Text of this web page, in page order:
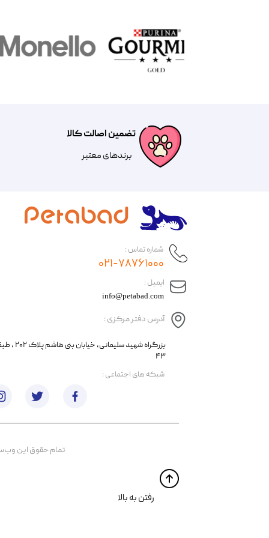
تضمین اصالت کالا
​​برندهای معتبر​​​​​​​
​ایمیل :
آدرس دفتر مرکزی :
info@petabad.com
​​بزرگراه شهید
۴۳
شماره تماس :
۰۲۱-۷۸۷۶۱۰۰۰
تمام حقوق اين
​​رفتن به بالا
​شبکه های اجتماعی :